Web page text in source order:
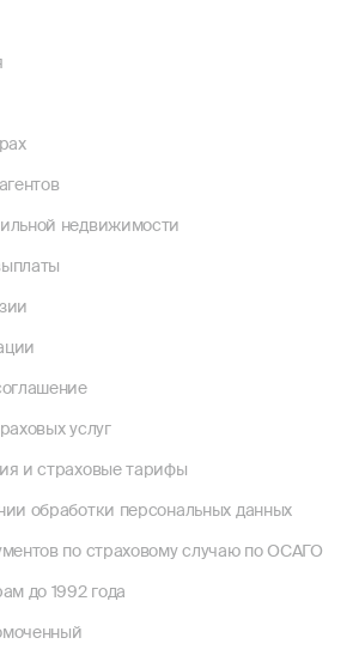
недвижимости
услуг
и страховые тарифы
обработки персональных данных
по страховому случаю по ОСАГО
до 1992 года